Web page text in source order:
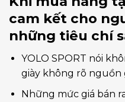
cam kết cho
những tiêu chí
YOLO SPORT nói
giày không rõ nguồn
Những mức giá bán